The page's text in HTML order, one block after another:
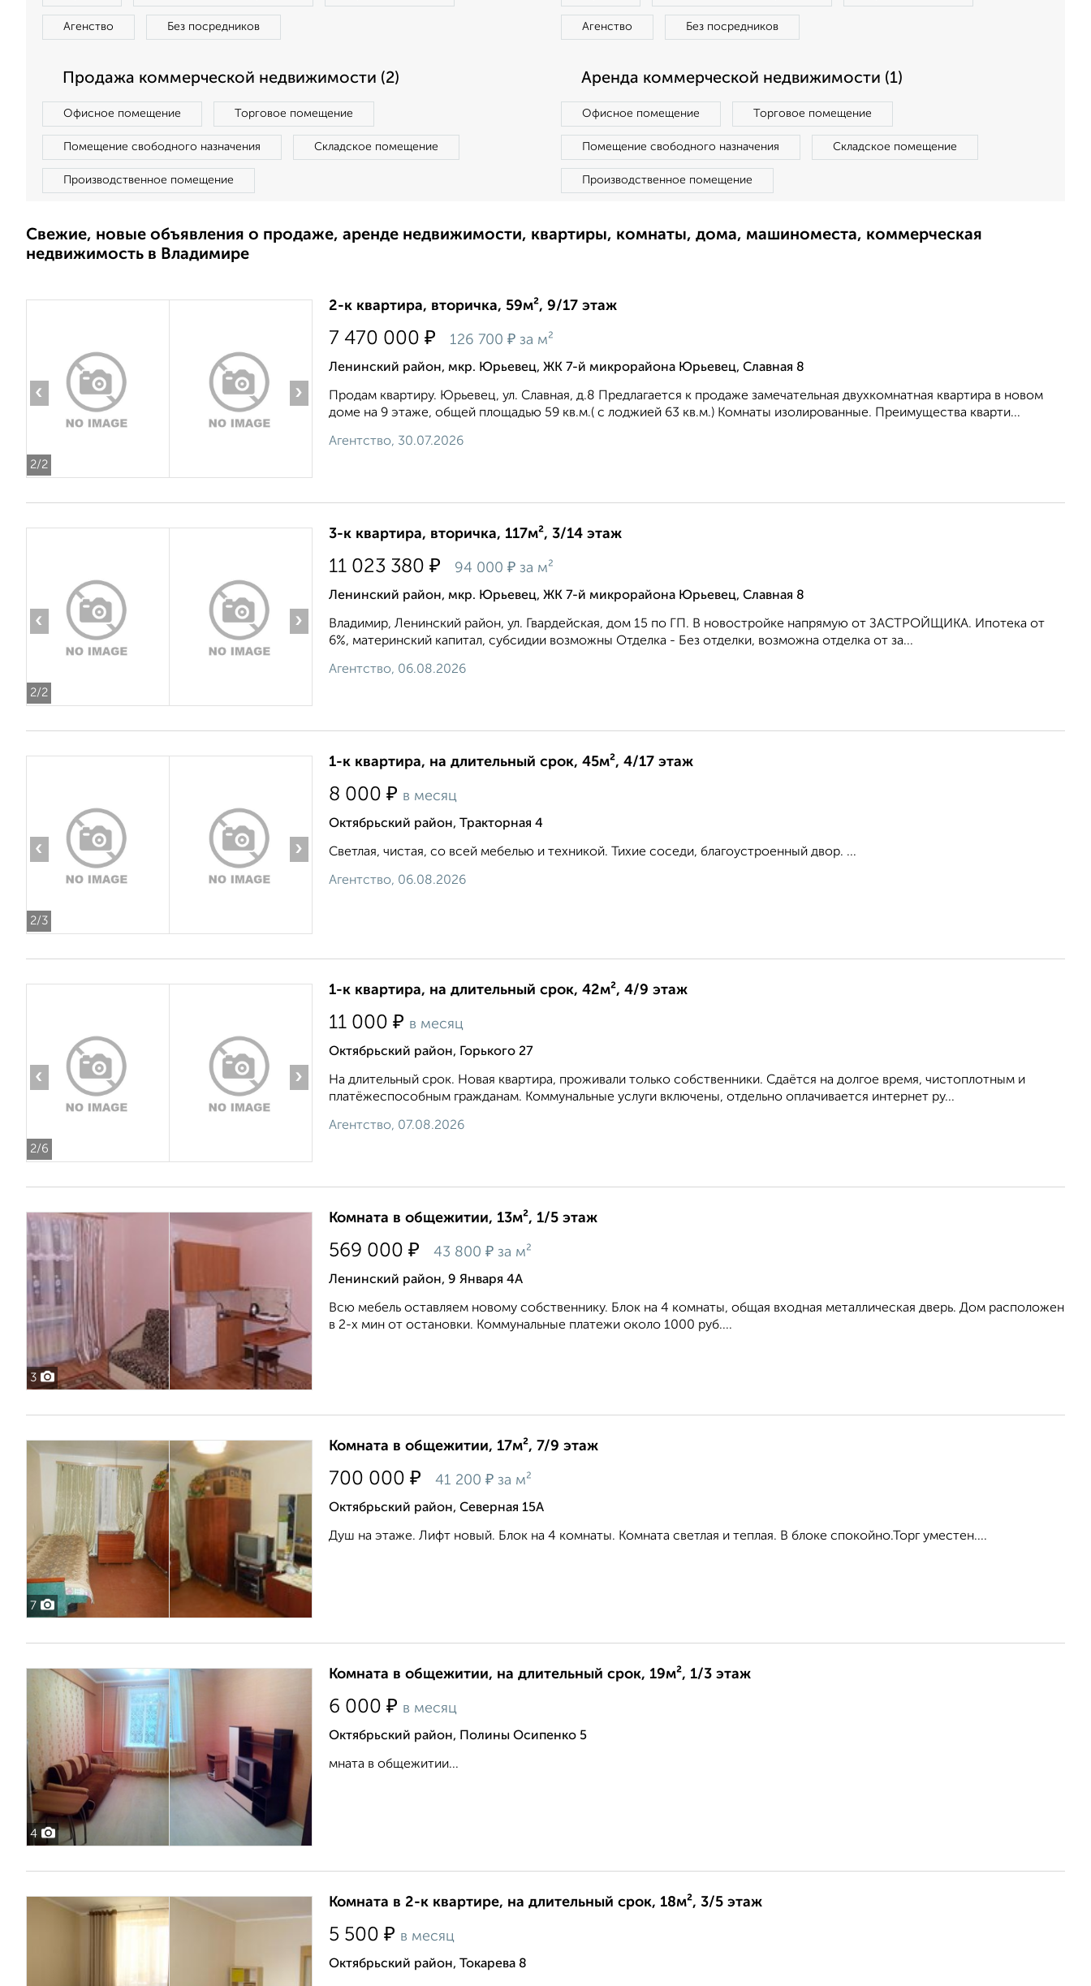
Агенство Без посредников Агенство Без посредников
Продажа коммерческой недвижимости (2)
Офисное помещение Торговое помещение
Помещение свободного назначения Складское помещение
Производственное помещение
Аренда коммерческой недвижимости (1)
Офисное помещение Торговое помещение
Помещение свободного назначения Складское помещение
Производственное помещение
Свежие, новые объявления о продаже, аренде недвижимости, квартиры, комнаты, дома, машиноместа, коммерческая
недвижимость в Владимире
2/2
‹ ›
2-к квартира, вторичка, 59м², 9/17 этаж
7 470 000 ₽ 126 700 ₽ за м²
Ленинский район, мкр. Юрьевец, ЖК 7-й микрорайона Юрьевец, Славная 8
Продам квартиру. Юрьевец, ул. Славная, д.8 Предлагается к продаже замечательная двухкомнатная квартира в новом
доме на 9 этаже, общей площадью 59 кв.м.( с лоджией 63 кв.м.) Комнаты изолированные. Преимущества кварти...
Агентство, 30.07.2026
2/2
‹ ›
3-к квартира, вторичка, 117м², 3/14 этаж
11 023 380 ₽ 94 000 ₽ за м²
Ленинский район, мкр. Юрьевец, ЖК 7-й микрорайона Юрьевец, Славная 8
Владимир, Ленинский район, ул. Гвардейская, дом 15 по ГП. В новостройке напрямую от ЗАСТРОЙЩИКА. Ипотека от
6%, материнский капитал, субсидии возможны Отделка - Без отделки, возможна отделка от за...
Агентство, 06.08.2026
2/3
‹ ›
1-к квартира, на длительный срок, 45м², 4/17 этаж
8 000 ₽ в месяц
Октябрьский район, Тракторная 4
Светлая, чистая, со всей мебелью и техникой. Тихие соседи, благоустроенный двор. ...
Агентство, 06.08.2026
2/6
‹ ›
1-к квартира, на длительный срок, 42м², 4/9 этаж
11 000 ₽ в месяц
Октябрьский район, Горького 27
На длительный срок. Новая квартира, проживали только собственники. Сдаётся на долгое время, чистоплотным и
платёжеспособным гражданам. Коммунальные услуги включены, отдельно оплачивается интернет ру...
Агентство, 07.08.2026
3
Комната в общежитии, 13м², 1/5 этаж
569 000 ₽ 43 800 ₽ за м²
Ленинский район, 9 Января 4А
Всю мебель оставляем новому собственнику. Блок на 4 комнаты, общая входная металлическая дверь. Дом расположен
в 2-х мин от остановки. Коммунальные платежи около 1000 руб....
7
Комната в общежитии, 17м², 7/9 этаж
700 000 ₽ 41 200 ₽ за м²
Октябрьский район, Северная 15А
Душ на этаже. Лифт новый. Блок на 4 комнаты. Комната светлая и теплая. В блоке спокойно.Торг уместен....
4
Комната в общежитии, на длительный срок, 19м², 1/3 этаж
6 000 ₽ в месяц
Октябрьский район, Полины Осипенко 5
мната в общежитии...
Комната в 2-к квартире, на длительный срок, 18м², 3/5 этаж
5 500 ₽ в месяц
Октябрьский район, Токарева 8